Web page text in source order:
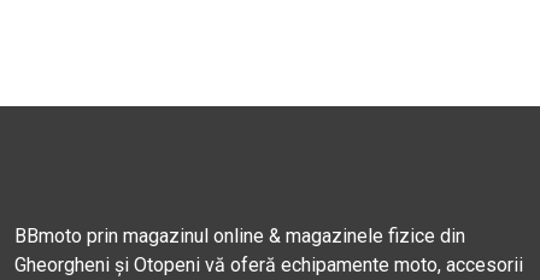
BBmoto prin magazinul online & magazinele fizice din
Gheorgheni și Otopeni vă oferă echipamente moto, accesorii